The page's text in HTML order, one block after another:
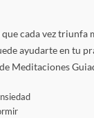
cada vez triunfa
ayudarte en tu
Meditaciones